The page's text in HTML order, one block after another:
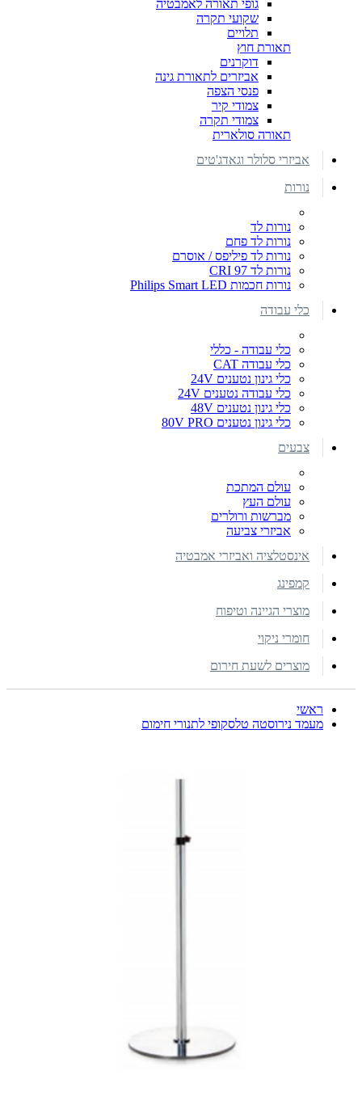
גופי תאורה לאמבטיה
שקועי תקרה
תלויים
תאורת חוץ
דוקרנים
אביזרים לתאורת גינה
פנסי הצפה
צמודי קיר
צמודי תקרה
תאורה סולארית
אביזרי סלולר וגאדג'טים
נורות
נורות לד
נורות לד פחם
נורות לד פיליפס / אוסרם
נורות לד CRI 97
נורות חכמות Philips Smart LED
כלי עבודה
כלי עבודה - כללי
כלי עבודה CAT
כלי גינון נטענים 24V
כלי עבודה נטענים 24V
כלי גינון נטענים 48V
כלי גינון נטענים 80V PRO
צבעים
עולם המתכת
עולם העץ
מברשות ורולרים
אביזרי צביעה
אינסטלציה ואביזרי אמבטיה
קמפינג
מוצרי הגיינה וטיפוח
חומרי ניקוי
מוצרים לשעת חירום
ראשי
מעמד נירוסטה טלסקופי לתנורי חימום